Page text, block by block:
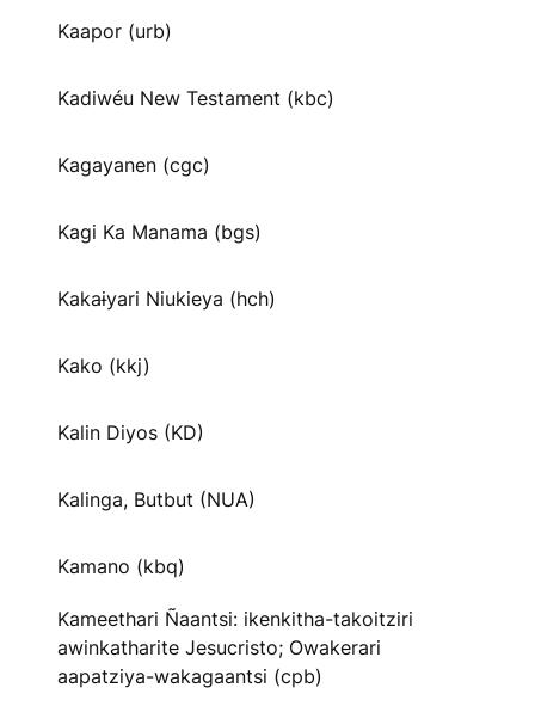
Kaapor (urb)
Kadiwéu New Testament (kbc)
Kagayanen (cgc)
Kagi Ka Manama (bgs)
Kakaɨyari Niukieya (hch)
Kako (kkj)
Kalin Diyos (KD)
Kalinga, Butbut (NUA)
Kamano (kbq)
Kameethari Ñaantsi: ikenkitha-takoitziri
awinkatharite Jesucristo; Owakerari
aapatziya-wakagaantsi (cpb)